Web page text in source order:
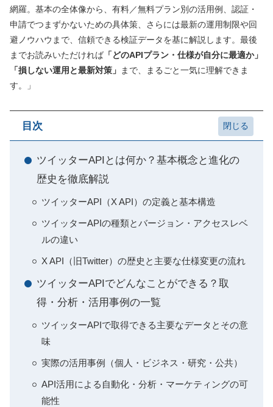
網羅。基本の全体像から、有料／無料プラン別の活用例、認証・
申請でつまずかないための具体策、さらには最新の運用制限や回
避ノウハウまで、信頼できる検証データを基に解説します。最後
までお読みいただければ 「どのAPIプラン・仕様が自分に最適か」
「損しない運用と最新対策」
まで、まるごと一気に理解できま
す。」
目次
ツイッターAPIとは何か？基本概念と進化の
歴史を徹底解説
ツイッターAPI（X API）の定義と基本構造
ツイッターAPIの種類とバージョン・アクセスレベ
ルの違い
X API（旧Twitter）の歴史と主要な仕様変更の流れ
ツイッターAPIでどんなことができる？取
得・分析・活用事例の一覧
ツイッターAPIで取得できる主要なデータとその意
味
実際の活用事例（個人・ビジネス・研究・公共）
API活用による自動化・分析・マーケティングの可
能性